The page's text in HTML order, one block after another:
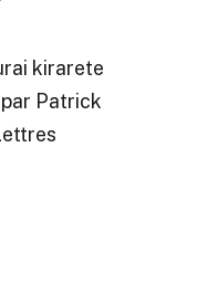
kirarete
Patrick